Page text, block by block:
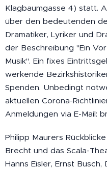
Klagbaumgasse 4) statt.
über den bedeutenden
Dramatiker, Lyriker und
der Beschreibung "Ein
Musik". Ein fixes
werkende
Spenden. Unbedingt
aktuellen Corona-
Anmeldungen via E-Mail:
Philipp Maurers
Brecht und das Scala-
Hanns Eisler, Ernst